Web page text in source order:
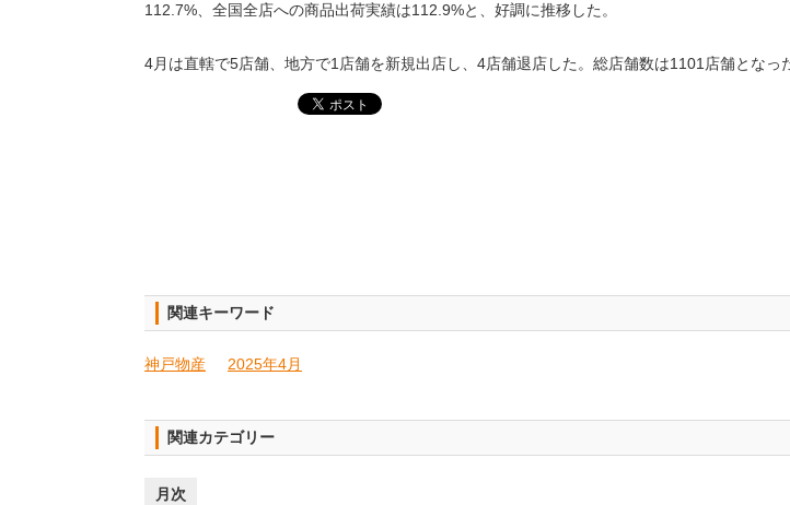
112.7%、全国全店への商品出荷実績は112.9%と、好調に推移した。
4月は直轄で5店舗、地方で1店舗を新規出店し、4店舗退店した。総店舗数は1101店舗となっ
関連キーワード
神戸物産 2025年4月
関連カテゴリー
月次